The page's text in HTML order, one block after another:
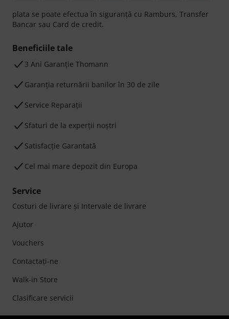
plata se poate efectua în siguranță cu Ramburs, Transfer
Bancar sau Card de credit.
Beneficiile tale
3 Ani Garanție Thomann
Garanţia returnării banilor în 30 de zile
Service Reparații
Sfaturi de la experții noștri
Satisfacție Garantată
Cel mai mare depozit din Europa
Service
Costuri de livrare şi Intervale de livrare
Ajutor
Vouchers
Contactaţi-ne
Walk-in Store
Clasificare servicii